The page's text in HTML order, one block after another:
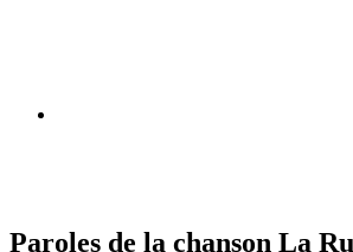
Paroles de la chanson La